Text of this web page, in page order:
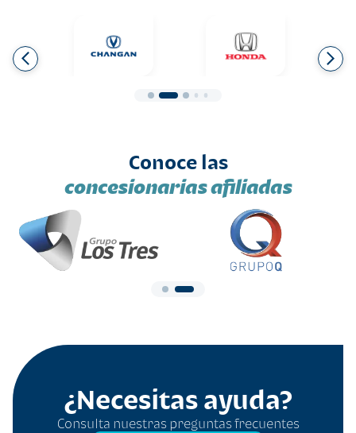
Conoce las
concesionarias afiliadas
¿Necesitas ayuda?
Consulta nuestras preguntas frecuentes